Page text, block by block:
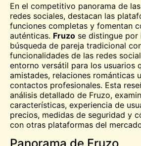
En el competitivo panorama de
redes sociales, destacan las
funciones completas y fomentan
auténticas. Fruzo se distingue por
búsqueda de pareja tradicional
funcionalidades de las redes
entorno versátil para los usuarios
amistades, relaciones románticas
contactos profesionales. Esta
análisis detallado de Fruzo,
características, experiencia de
precios, medidas de seguridad y
con otras plataformas del